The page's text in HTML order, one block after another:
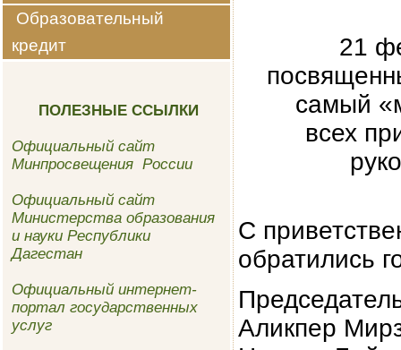
Образовательный
кредит
ПОЛЕЗНЫЕ ССЫЛКИ
Официальный сайт
Минпросвещения России
Официальный сайт
Министерства образования
и науки Республики
Дагестан
Официальный интернет-
портал государственных
услуг
21
самый
всех
С
обратились
Аликпер